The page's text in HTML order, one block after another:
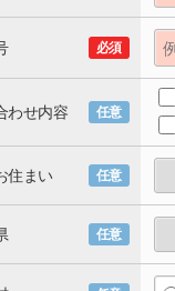
必須
わせ内容 任意
住まい 任意
任意